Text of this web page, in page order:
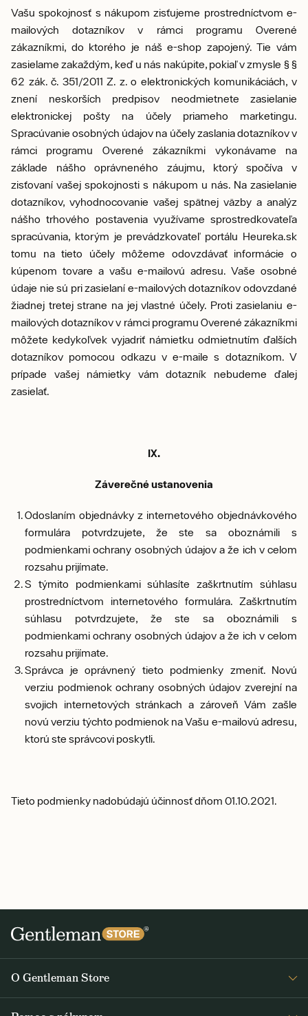
Vašu spokojnosť s nákupom zisťujeme prostredníctvom e-
mailových dotazníkov v rámci programu Overené
zákazníkmi, do ktorého je náš e-shop zapojený. Tie vám
zasielame zakaždým, keď u nás nakúpite, pokiaľ v zmysle § §
62 zák. č. 351/2011 Z. z. o elektronických komunikáciách, v
znení neskorších predpisov neodmietnete zasielanie
elektronickej pošty na účely priameho marketingu.
Spracúvanie osobných údajov na účely zaslania dotazníkov v
rámci programu Overené zákazníkmi vykonávame na
základe nášho oprávneného záujmu, ktorý spočíva v
zisťovaní vašej spokojnosti s nákupom u nás. Na zasielanie
dotazníkov, vyhodnocovanie vašej spätnej väzby a analýz
nášho trhového postavenia využívame sprostredkovateľa
spracúvania, ktorým je prevádzkovateľ portálu Heureka.sk
tomu na tieto účely môžeme odovzdávať informácie o
kúpenom tovare a vašu e-mailovú adresu. Vaše osobné
údaje nie sú pri zasielaní e-mailových dotazníkov odovzdané
žiadnej tretej strane na jej vlastné účely. Proti zasielaniu e-
mailových dotazníkov v rámci programu Overené zákazníkmi
môžete kedykoľvek vyjadriť námietku odmietnutím ďalších
dotazníkov pomocou odkazu v e-maile s dotazníkom. V
prípade vašej námietky vám dotazník nebudeme ďalej
zasielať.
IX.
Záverečné ustanovenia
Odoslaním objednávky z internetového objednávkového
formulára potvrdzujete, že ste sa oboznámili s
podmienkami ochrany osobných údajov a že ich v celom
rozsahu prijímate.
S týmito podmienkami súhlasíte zaškrtnutím súhlasu
prostredníctvom internetového formulára. Zaškrtnutím
súhlasu potvrdzujete, že ste sa oboznámili s
podmienkami ochrany osobných údajov a že ich v celom
rozsahu prijímate.
Správca je oprávnený tieto podmienky zmeniť. Novú
verziu podmienok ochrany osobných údajov zverejní na
svojich internetových stránkach a zároveň Vám zašle
novú verziu týchto podmienok na Vašu e-mailovú adresu,
ktorú ste správcovi poskytli.
Tieto podmienky nadobúdajú účinnosť dňom 01.10.2021.
O Gentleman Store